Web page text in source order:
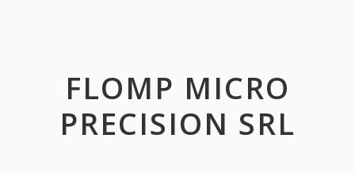
FLOMP MICRO
PRECISION SRL